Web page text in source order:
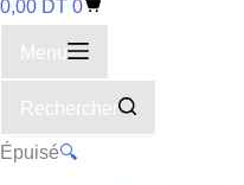
0,00 DT 0
Menu
Rechercher
Épuisé🔍